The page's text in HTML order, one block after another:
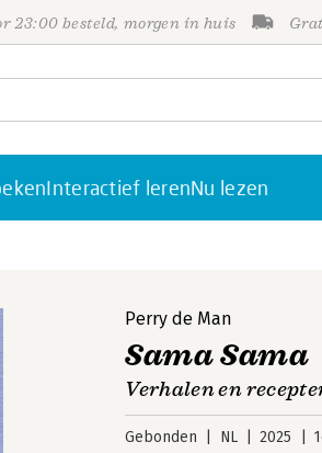
23:00 besteld, morgen in huis
Interactief lerenNu lezen
Perry de Man
Sama Sama
Verhalen en
Gebonden NL 2025